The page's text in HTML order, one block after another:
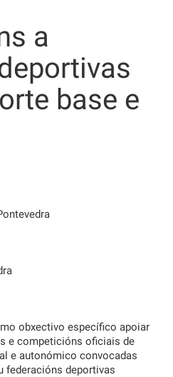
a
base e
obxectivo específico apoiar
e competicións oficiais de
e autonómico convocadas
federacións deportivas